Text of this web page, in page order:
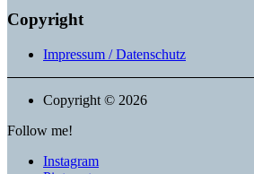
Copyright
Impressum / Datenschutz
Copyright © 2026
Follow me!
Instagram